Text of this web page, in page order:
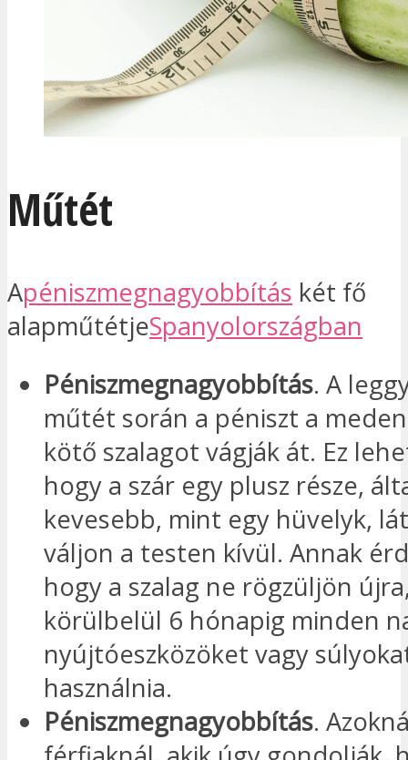
Műtét
Apéniszmegnagyobbítás két fő
alapműtétjeSpanyolországban
Péniszmegnagyobbítás. A
műtét során a péniszt a
kötő szalagot vágják át. Ez
hogy a szár egy plusz része,
kevesebb, mint egy hüvelyk,
váljon a testen kívül. Annak
hogy a szalag ne rögzüljön
körülbelül 6 hónapig minden
nyújtóeszközöket vagy
használnia.
Péniszmegnagyobbítás.